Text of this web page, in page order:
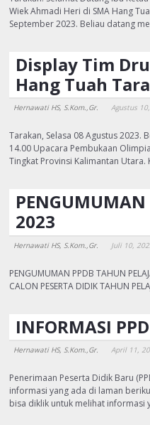
Wiek Ahmadi Heri di SMA Hang
September 2023. Beliau datang
Display Tim
Hang Tuah
Hernawati HS, S.Kom.,Gr. Agustus
Tarakan, Selasa 08 Agustus 2023.
14.00 Upacara Pembukaan
Tingkat Provinsi Kalimantan
2023
Hernawati HS, S.Kom.,Gr. Juli 10,
PENGUMUMAN PPDB TAHUN
CALON PESERTA DIDIK TAHUN
INFORMASI
Hernawati HS, S.Kom.,Gr. April 11,
Penerimaan Peserta Didik Baru
informasi yang ada di laman
bisa diklik untuk melihat informasi